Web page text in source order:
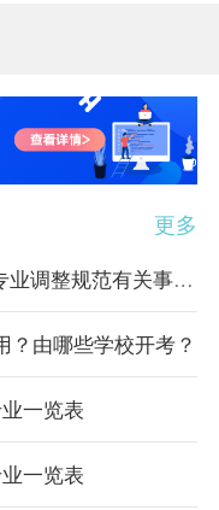
更多
关于四川省高等教育自学考试专业调整规范有关事项的通告
？由哪些学校开考？
一览表
一览表